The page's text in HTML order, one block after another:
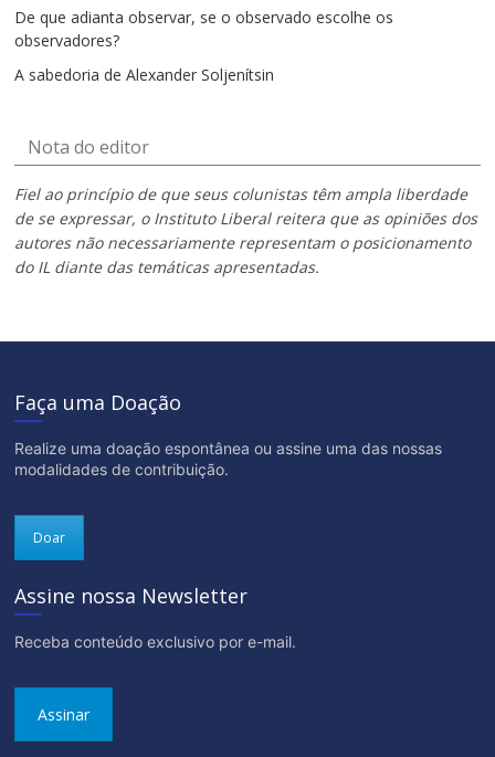
De que adianta observar, se o observado escolhe os
observadores?
A sabedoria de Alexander Soljenítsin
Nota do editor
Fiel ao princípio de que seus colunistas têm ampla liberdade
de se expressar, o Instituto Liberal reitera que as opiniões dos
autores não necessariamente representam o posicionamento
do IL diante das temáticas apresentadas.
Faça uma Doação
Realize uma doação espontânea ou assine uma das nossas
modalidades de contribuição.
Doar
Assine nossa Newsletter
Receba conteúdo exclusivo por e-mail.
Assinar